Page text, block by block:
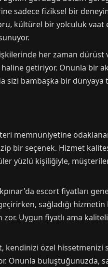
sadece fiziksel bir
kültürel bir yolculuk vaat
her zaman dürüst
getiriyor. Onunla bir
sizi bambaşka bir dünyaya
memnuniyetine
bir seçenek. Hizmet
yüzlü kişiliğiyle,
escort fiyatları
sağladığı
Uygun fiyatlı ama
kendinizi özel hissetmenizi
Onunla buluştuğunuzda,